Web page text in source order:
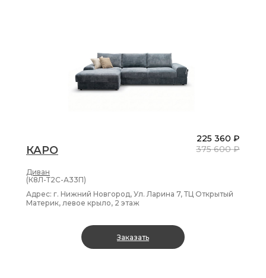
КАРО
Диван
225 360 ₽
375 600 ₽
(К8Л-Т2С-А33П)
Адрес: г. Нижний Новгород, Ул. Ларина 7, ТЦ Открытый
Материк, левое крыло, 2 этаж
Заказать